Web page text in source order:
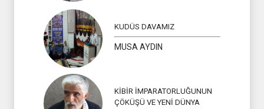
KUDÜS DAVAMIZ
MUSA AYDIN
KİBİR İMPARATORLUĞUNUN
ÇÖKÜŞÜ VE YENİ DÜNYA